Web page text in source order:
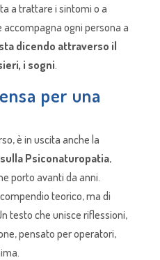
a trattare i sintomi o a
accompagna ogni persona a
dicendo attraverso il
i sogni.
per una
è in uscita anche la
Psiconaturopatia,
porto avanti da anni.
teorico, ma di
testo che unisce riflessioni,
pensato per operatori,